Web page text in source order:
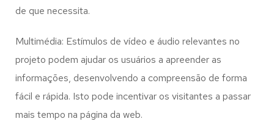
de que necessita.
Multimédia: Estímulos de vídeo e áudio relevantes no
projeto podem ajudar os usuários a apreender as
informações, desenvolvendo a compreensão de forma
fácil e rápida. Isto pode incentivar os visitantes a passar
mais tempo na página da web.